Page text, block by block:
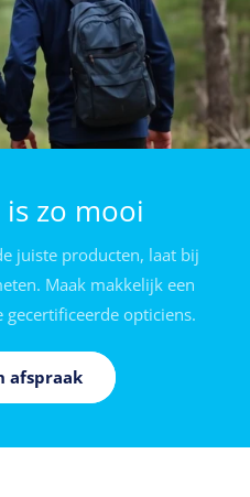
zo mooi
juiste producten, laat bij
Maak makkelijk een
opticiens.
afspraak